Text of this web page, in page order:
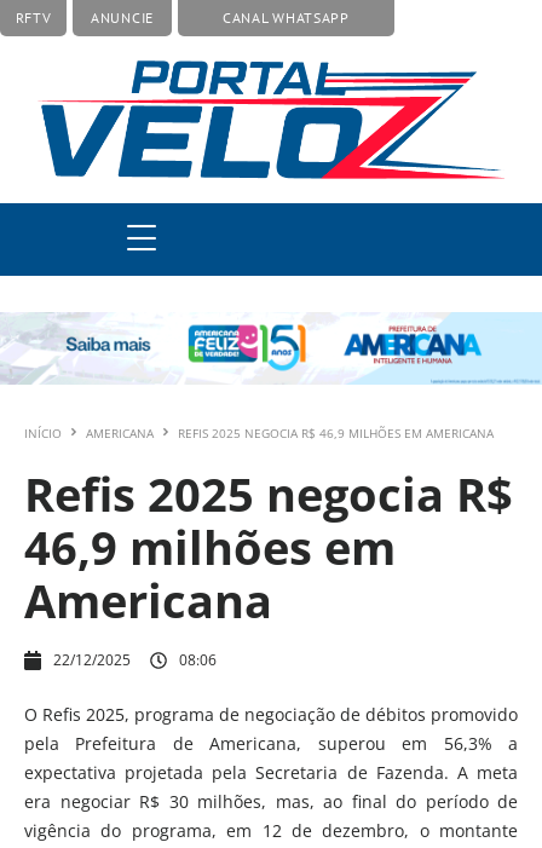
RFTV ANUNCIE CANAL WHATSAPP
INÍCIO AMERICANA REFIS 2025 NEGOCIA R$ 46,9 MILHÕES EM AMERICANA
Refis 2025 negocia R$
46,9 milhões em
Americana
22/12/2025 08:06
O Refis 2025, programa de negociação de débitos promovido
pela Prefeitura de Americana, superou em 56,3% a
expectativa projetada pela Secretaria de Fazenda. A meta
era negociar R$ 30 milhões, mas, ao final do período de
vigência do programa, em 12 de dezembro, o montante